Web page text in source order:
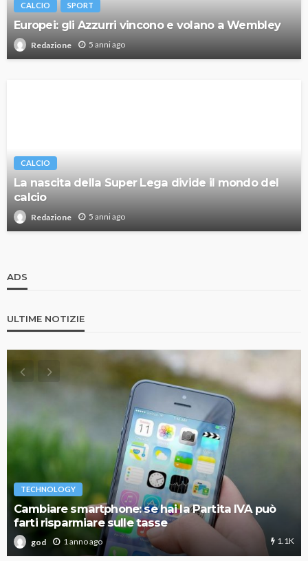
CALCIO SPORT
Europei: gli Azzurri vincono e volano a Wembley
Redazione 5 anni ago
CALCIO
La nascita della Super Lega divide il mondo del
calcio
Redazione 5 anni ago
ADS
ULTIME NOTIZIE
TECHNOLOGY
Cambiare smartphone: se hai la Partita IVA può
farti risparmiare sulle tasse
god 1 anno ago 1.1K